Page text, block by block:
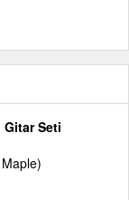
Seti